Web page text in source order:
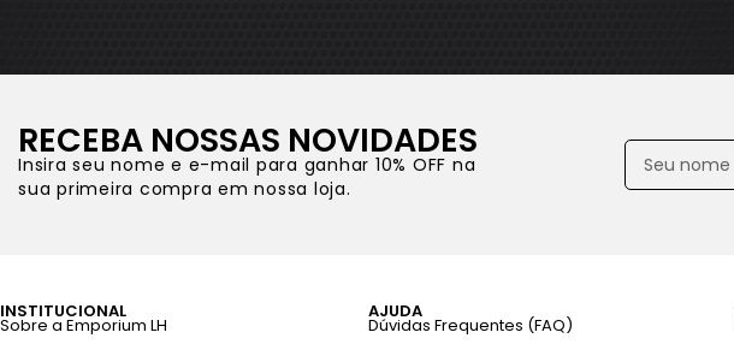
RECEBA NOSSAS NOVIDADES
Insira seu nome e e-mail para ganhar 10% OFF na
sua primeira compra em nossa loja.
INSTITUCIONAL
Sobre a Emporium LH
AJUDA
Dúvidas Frequentes (FAQ)